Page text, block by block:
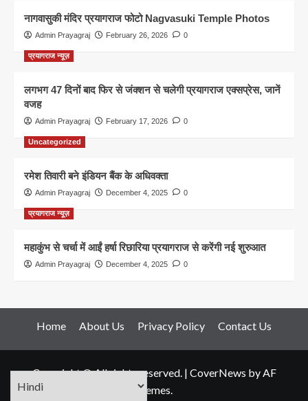
नागवासुकी मंदिर प्रयागराज फोटो Nagvasuki Temple Photos
Admin Prayagraj February 26, 2026 0
प्रयागराज न्यूज़
लगभग 47 दिनों बाद फिर से जंक्शन से चलेगी प्रयागराज एक्सप्रेस, जानें
वजह
Admin Prayagraj February 17, 2026 0
Uncategorized
रमेश तिवारी बने इंडियन बैंक के अधिवक्ता
Admin Prayagraj December 4, 2025 0
प्रयागराज न्यूज़
महाकुंभ से चर्चा में आईं हर्षा रिछारिया प्रयागराज से करेंगी नई शुरुआत
Admin Prayagraj December 4, 2025 0
Home About Us Privacy Policy Contact Us
Copyright © All rights reserved. | CoverNews by AF
themes.